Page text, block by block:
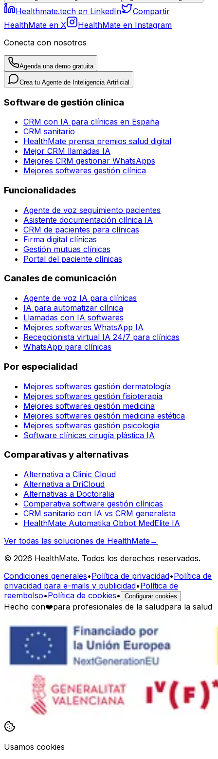
Healthmate.tech en LinkedIn
Compartir
HealthMate en X
HealthMate en Instagram
Conecta con nosotros
Agenda una demo gratuita
Crea tu Agente de Inteligencia Artificial
Software de gestión clínica
CRM con IA para clínicas en España
CRM sanitario
HealthMate prensa premios salud digital
Mejor CRM llamadas IA
Mejores CRM gestionar WhatsApps
Mejores softwares gestión clínica
Funcionalidades
Agente de voz seguimiento pacientes
Asistente documentación clínica IA
CRM de pacientes para clínicas
Firma digital clínicas
Gestión mutuas clínicas
Portal del paciente clínicas
Canales de comunicación
Agente de voz IA para clínicas
IA para automatizar clínica
Llamadas con IA softwares
Mejores softwares WhatsApp IA
Recepcionista virtual IA 24/7 para clínicas
WhatsApp para clínicas
Por especialidad
Mejores softwares gestión dermatología
Mejores softwares gestión fisioterapia
Mejores softwares gestión medicina
Mejores softwares gestión medicina estética
Mejores softwares gestión psicología
Software clínicas cirugía plástica IA
Comparativas y alternativas
Alternativa a Clinic Cloud
Alternativa a DriCloud
Alternativas a Doctoralia
Comparativa software gestión clínicas
CRM sanitario con IA vs CRM generalista
HealthMate Automatika Obbot MedElite IA
Ver todas las soluciones de HealthMate→
© 2026 HealthMate. Todos los derechos reservados.
Condiciones generales•Política de privacidad•Política de
privacidad para e-mails y publicidad•Política de
reembolso•Política de cookies• Configurar cookies
Hecho con❤️para profesionales de la saludpara la salud
Usamos cookies